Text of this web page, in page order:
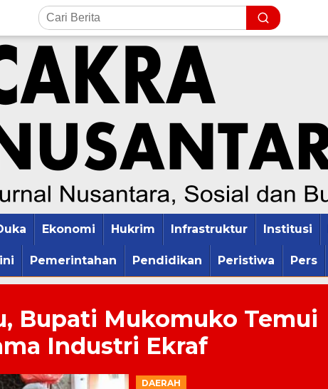
Ekonomi Hukrim Infrastruktur Institusi
Pemerintahan Pendidikan Peristiwa Pers
Bupati Mukomuko Temui
Industri Ekraf
DAERAH